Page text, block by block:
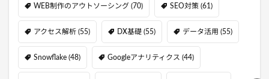
WEB制作のアウトソーシング (70) SEO対策 (61)
アクセス解析 (55) DX基礎 (55) データ活用 (55)
Snowflake (48) Googleアナリティクス (44)